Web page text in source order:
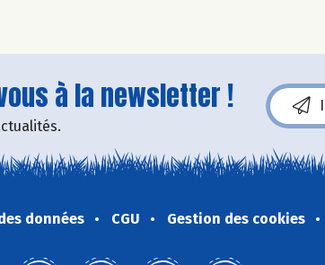
à la newsletter !
données CGU Gestion des cookies